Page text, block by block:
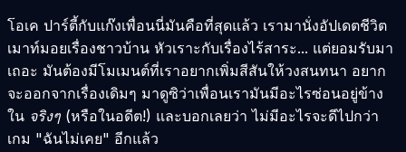
โอเค ปาร์ตี้กับแก๊งเพื่อนนี่มันคือที่สุดแล้ว เรามานั่งอัปเดตชีวิต
เมาท์มอยเรื่องชาวบ้าน หัวเราะกับเรื่องไร้สาระ... แต่ยอมรับมา
เถอะ มันต้องมีโมเมนต์ที่เราอยากเพิ่มสีสันให้วงสนทนา อยาก
จะออกจากเรื่องเดิมๆ มาดูซิว่าเพื่อนเรามันมีอะไรซ่อนอยู่ข้าง
ใน จริงๆ (หรือในอดีต!) และบอกเลยว่า ไม่มีอะไรจะดีไปกว่า
เกม "ฉันไม่เคย" อีกแล้ว